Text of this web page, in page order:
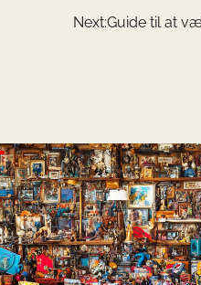
Next:Guide til at